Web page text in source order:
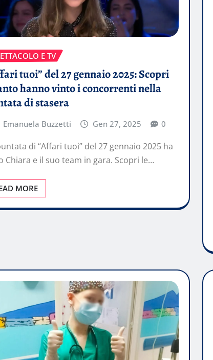
E TV
tuoi” del 27 gennaio 2025: Scopri
hanno vinto i concorrenti nella
di stasera
Emanuela Buzzetti Gen 27, 2025 0
di “Affari tuoi” del 27 gennaio 2025 ha
Chiara e il suo team in gara. Scopri le…
MORE